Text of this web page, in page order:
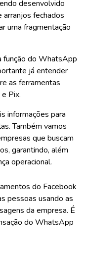
desenvolvido
fechados
uma fragmentação
função do WhatsApp
já entender
as ferramentas
Pix.
informações para
Também vamos
que buscam
garantindo, além
operacional.
do Facebook
pessoas usando as
da empresa. É
do WhatsApp